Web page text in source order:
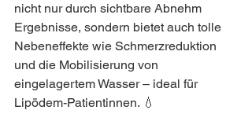
nicht nur durch sichtbare Abnehm
Ergebnisse, sondern bietet auch tolle
Nebeneffekte wie Schmerzreduktion
und die Mobilisierung von
eingelagertem Wasser – ideal für
Lipödem-Patientinnen. 💧